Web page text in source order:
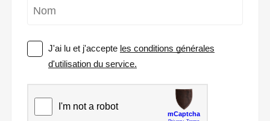
J'ai lu et j'accepte les conditions générales
d'utilisation du service.